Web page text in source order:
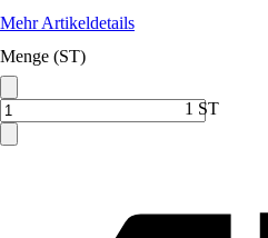
Mehr Artikeldetails
Menge (ST)
1 ST